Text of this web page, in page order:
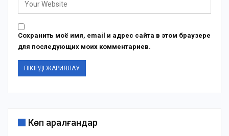
Сохранить моё имя, email и адрес сайта в этом браузере
для последующих моих комментариев.
Көп қаралғандар